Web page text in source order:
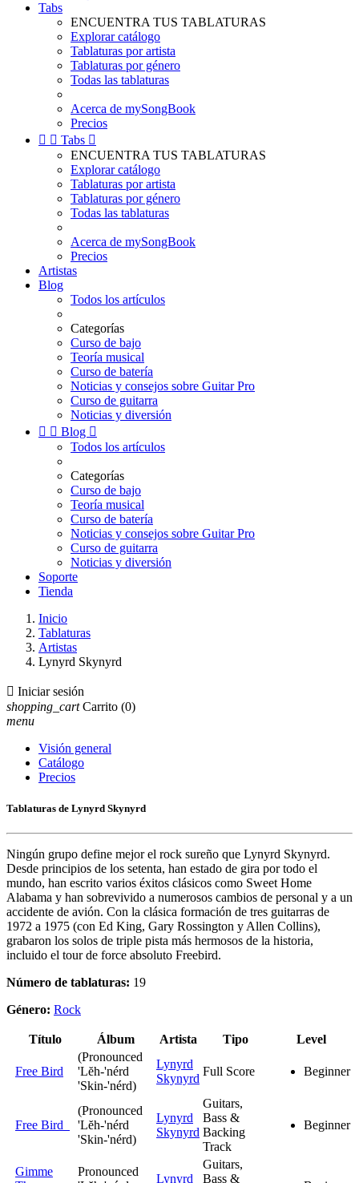
Tabs
ENCUENTRA TUS TABLATURAS
Explorar catálogo
Tablaturas por artista
Tablaturas por género
Todas las tablaturas
Acerca de mySongBook
Precios
  Tabs 
ENCUENTRA TUS TABLATURAS
Explorar catálogo
Tablaturas por artista
Tablaturas por género
Todas las tablaturas
Acerca de mySongBook
Precios
Artistas
Blog
Todos los artículos
Categorías
Curso de bajo
Teoría musical
Curso de batería
Noticias y consejos sobre Guitar Pro
Curso de guitarra
Noticias y diversión
  Blog 
Todos los artículos
Categorías
Curso de bajo
Teoría musical
Curso de batería
Noticias y consejos sobre Guitar Pro
Curso de guitarra
Noticias y diversión
Soporte
Tienda
Inicio
Tablaturas
Artistas
Lynyrd Skynyrd
 Iniciar sesión
shopping_cart Carrito (0)
menu
Visión general
Catálogo
Precios
Tablaturas de Lynyrd Skynyrd
Ningún grupo define mejor el rock sureño que Lynyrd Skynyrd.
Desde principios de los setenta, han estado de gira por todo el
mundo, han escrito varios éxitos clásicos como Sweet Home
Alabama y han sobrevivido a numerosos cambios de personal y a un
accidente de avión. Con la clásica formación de tres guitarras de
1972 a 1975 (con Ed King, Gary Rossington y Allen Collins),
grabaron los solos de triple pista más hermosos de la historia,
incluido el tour de force absoluto Freebird.
Número de tablaturas: 19
Género: Rock
Título Álbum Artista Tipo Level
Free Bird
(Pronounced
'Lĕh-'nérd
'Skin-'nérd)
Lynyrd
Skynyrd
Full Score Beginner
Free Bird
(Pronounced
'Lĕh-'nérd
'Skin-'nérd)
Lynyrd
Skynyrd
Guitars,
Bass &
Backing
Track
Beginner
Gimme
Pronounced
Lynyrd
Guitars,
Bass &